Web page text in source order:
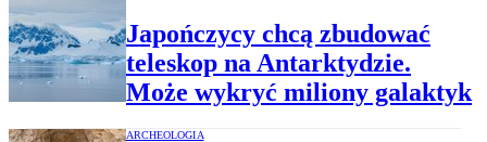
Japończycy chcą zbudować
teleskop na Antarktydzie.
Może wykryć miliony galaktyk
ARCHEOLOGIA